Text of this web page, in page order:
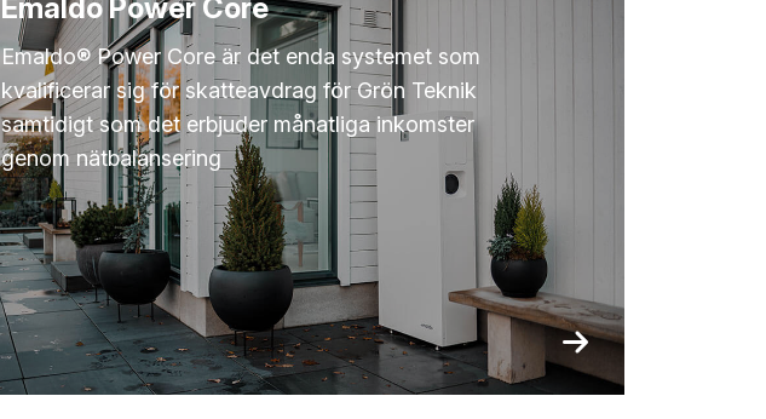
Emaldo Power Core
Emaldo® Power Core är det enda systemet som
kvalificerar sig för skatteavdrag för Grön Teknik
samtidigt som det erbjuder månatliga inkomster
genom nätbalansering